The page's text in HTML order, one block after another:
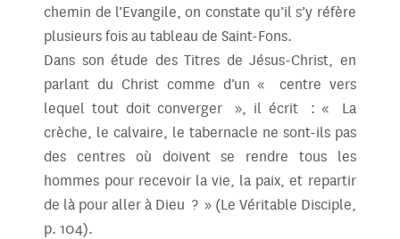
chemin de l’Evangile, on constate qu’il s’y réfère
plusieurs fois au tableau de Saint-Fons.
Dans son étude des Titres de Jésus-Christ, en
parlant du Christ comme d’un « centre vers
lequel tout doit converger », il écrit : « La
crèche, le calvaire, le tabernacle ne sont-ils pas
des centres où doivent se rendre tous les
hommes pour recevoir la vie, la paix, et repartir
de là pour aller à Dieu ? » (Le Véritable Disciple,
p. 104).